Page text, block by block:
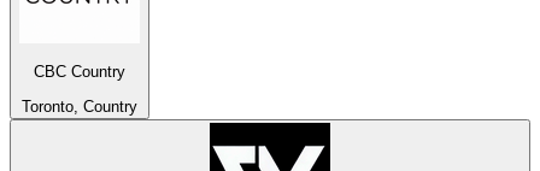
CBC Country
Toronto, Country